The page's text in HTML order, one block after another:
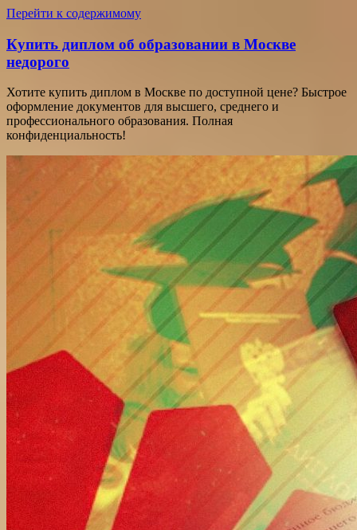
Перейти к содержимому
Купить диплом об образовании в Москве
недорого
Хотите купить диплом в Москве по доступной цене? Быстрое
оформление документов для высшего, среднего и
профессионального образования. Полная
конфиденциальность!